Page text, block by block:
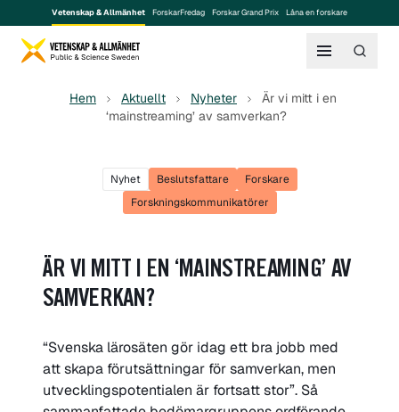
Vetenskap & Allmänhet ForskarFredag Forskar Grand Prix Låna en forskare
Hem Aktuellt Nyheter
Är vi mitt i en
‘mainstreaming’ av samverkan?
Nyhet Beslutsfattare
Forskare
Forskningskommunikatörer
ÄR VI MITT I EN ‘MAINSTREAMING’ AV
SAMVERKAN?
“Svenska lärosäten gör idag ett bra jobb med
att skapa förutsättningar för samverkan, men
utvecklingspotentialen är fortsatt stor”. Så